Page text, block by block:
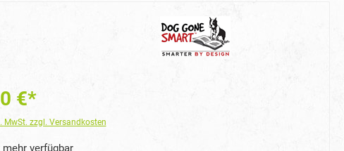
€*
MwSt. zzgl. Versandkosten
verfügbar